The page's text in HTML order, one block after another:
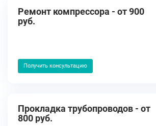
Ремонт компрессора - от 900
руб.
Получить консультацию
Прокладка трубопроводов - от
800 руб.